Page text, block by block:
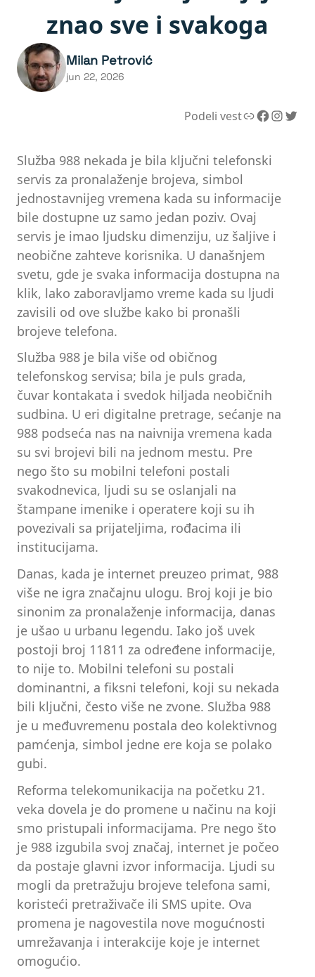
znao sve i svakoga
Milan Petrović
jun 22, 2026
Podeli vestLink Facebook InstagramTwitter
Služba 988 nekada je bila ključni telefonski
servis za pronalaženje brojeva, simbol
jednostavnijeg vremena kada su informacije
bile dostupne uz samo jedan poziv. Ovaj
servis je imao ljudsku dimenziju, uz šaljive i
neobične zahteve korisnika. U današnjem
svetu, gde je svaka informacija dostupna na
klik, lako zaboravljamo vreme kada su ljudi
zavisili od ove službe kako bi pronašli
brojeve telefona.
Služba 988 je bila više od običnog
telefonskog servisa; bila je puls grada,
čuvar kontakata i svedok hiljada neobičnih
sudbina. U eri digitalne pretrage, sećanje na
988 podseća nas na naivnija vremena kada
su svi brojevi bili na jednom mestu. Pre
nego što su mobilni telefoni postali
svakodnevica, ljudi su se oslanjali na
štampane imenike i operatere koji su ih
povezivali sa prijateljima, rođacima ili
institucijama.
Danas, kada je internet preuzeo primat, 988
više ne igra značajnu ulogu. Broj koji je bio
sinonim za pronalaženje informacija, danas
je ušao u urbanu legendu. Iako još uvek
postoji broj 11811 za određene informacije,
to nije to. Mobilni telefoni su postali
dominantni, a fiksni telefoni, koji su nekada
bili ključni, često više ne zvone. Služba 988
je u međuvremenu postala deo kolektivnog
pamćenja, simbol jedne ere koja se polako
gubi.
Reforma telekomunikacija na početku 21.
veka dovela je do promene u načinu na koji
smo pristupali informacijama. Pre nego što
je 988 izgubila svoj značaj, internet je počeo
da postaje glavni izvor informacija. Ljudi su
mogli da pretražuju brojeve telefona sami,
koristeći pretraživače ili SMS upite. Ova
promena je nagovestila nove mogućnosti
umrežavanja i interakcije koje je internet
omogućio.